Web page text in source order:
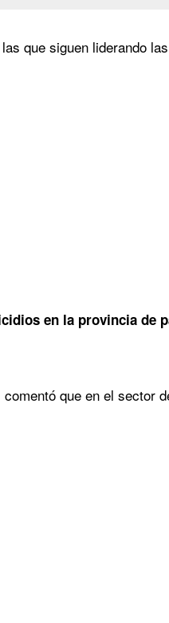
que siguen liderando
en la provincia de
comentó que en el sector